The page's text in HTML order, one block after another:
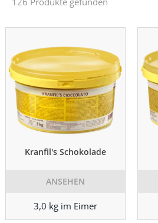
Kranfil's Schokolade
ANSEHEN
3,0 kg im Eimer